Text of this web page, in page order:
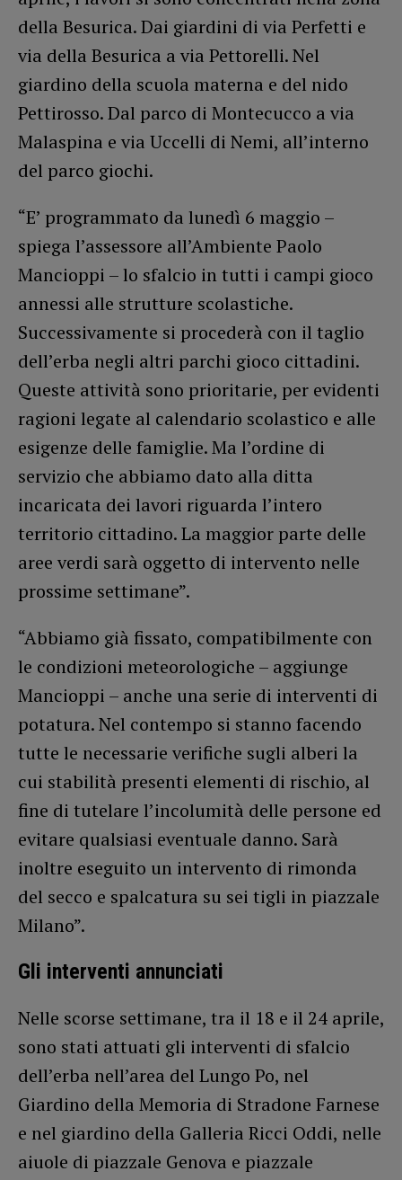
della Besurica. Dai giardini di via Perfetti e
via della Besurica a via Pettorelli. Nel
giardino della scuola materna e del nido
Pettirosso. Dal parco di Montecucco a via
Malaspina e via Uccelli di Nemi, all’interno
del parco giochi.
“E’ programmato da lunedì 6 maggio –
spiega l’assessore all’Ambiente Paolo
Mancioppi – lo sfalcio in tutti i campi gioco
annessi alle strutture scolastiche.
Successivamente si procederà con il taglio
dell’erba negli altri parchi gioco cittadini.
Queste attività sono prioritarie, per evidenti
ragioni legate al calendario scolastico e alle
esigenze delle famiglie. Ma l’ordine di
servizio che abbiamo dato alla ditta
incaricata dei lavori riguarda l’intero
territorio cittadino. La maggior parte delle
aree verdi sarà oggetto di intervento nelle
prossime settimane”.
“Abbiamo già fissato, compatibilmente con
le condizioni meteorologiche – aggiunge
Mancioppi – anche una serie di interventi di
potatura. Nel contempo si stanno facendo
tutte le necessarie verifiche sugli alberi la
cui stabilità presenti elementi di rischio, al
fine di tutelare l’incolumità delle persone ed
evitare qualsiasi eventuale danno. Sarà
inoltre eseguito un intervento di rimonda
del secco e spalcatura su sei tigli in piazzale
Milano”.
Gli interventi annunciati
Nelle scorse settimane, tra il 18 e il 24 aprile,
sono stati attuati gli interventi di sfalcio
dell’erba nell’area del Lungo Po, nel
Giardino della Memoria di Stradone Farnese
e nel giardino della Galleria Ricci Oddi, nelle
aiuole di piazzale Genova e piazzale